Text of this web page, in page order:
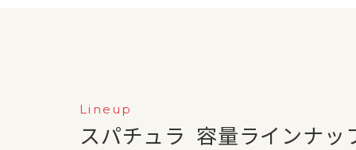
Lineup
スパチュラ 容量ラインナッ